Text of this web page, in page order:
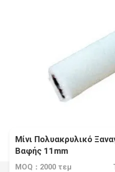
Μίνι Πολυακρυλικό
Βαφής 11mm
MOQ：2000 τεμ